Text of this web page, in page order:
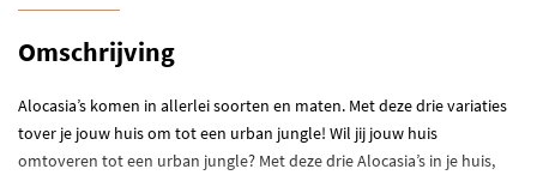
Omschrijving
Alocasia’s komen in allerlei soorten en maten. Met deze drie variaties
tover je jouw huis om tot een urban jungle! Wil jij jouw huis
omtoveren tot een urban jungle? Met deze drie Alocasia’s in je huis,
Standplaats
Waterbehoefte
Winterhardheid Kamerplant